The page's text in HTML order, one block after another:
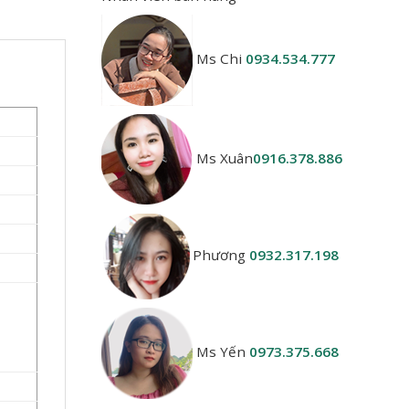
Ms Chi 0934.534.777
Ms Xuân0916.378.886
Phương 0932.317.198
Ms Yến 0973.375.668